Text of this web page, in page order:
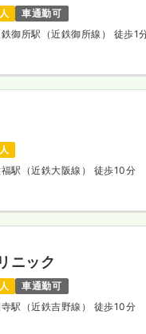
車通勤可
御所駅（近鉄御所線） 徒歩1
駅（近鉄大阪線） 徒歩10分
ニック
車通勤可
駅（近鉄吉野線） 徒歩10分